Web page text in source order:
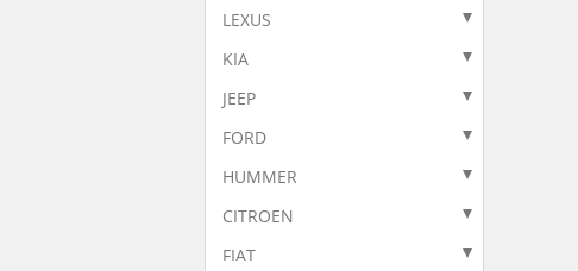
LEXUS
KIA
JEEP
FORD
HUMMER
CITROEN
FIAT